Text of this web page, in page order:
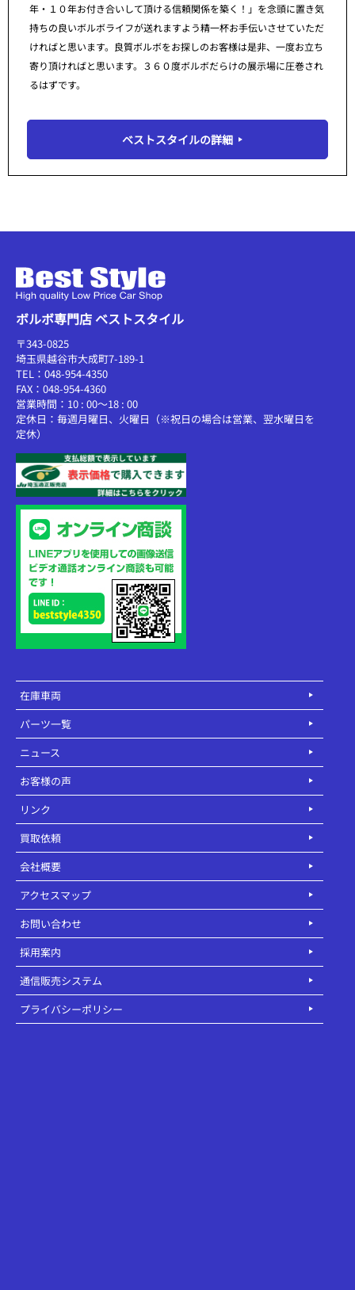
年・１０年お付き合いして頂ける信頼関係を築く！」を念頭に置き気
持ちの良いボルボライフが送れますよう精一杯お手伝いさせていただ
ければと思います。良質ボルボをお探しのお客様は是非、一度お立ち
寄り頂ければと思います。３６０度ボルボだらけの展示場に圧巻され
るはずです。
ベストスタイルの詳細
ボルボ専門店 ベストスタイル
〒343-0825
埼玉県越谷市大成町7-189-1
TEL：048-954-4350
FAX：048-954-4360
営業時間：10 : 00～18 : 00
定休日：毎週月曜日、火曜日（※祝日の場合は営業、翌水曜日を
定休）
在庫車両
パーツ一覧
ニュース
お客様の声
リンク
買取依頼
会社概要
アクセスマップ
お問い合わせ
採用案内
通信販売システム
プライバシーポリシー